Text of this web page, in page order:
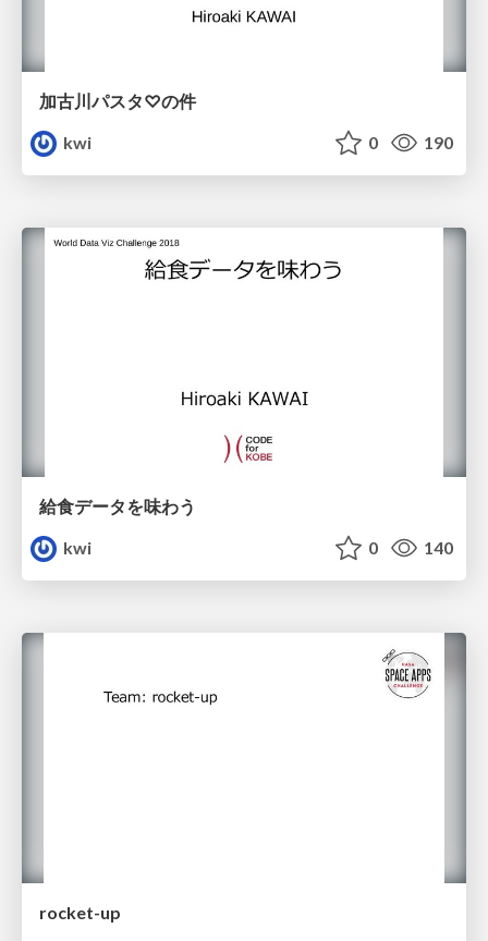
加古川パスタ♡の件
kwi
0 190
給食データを味わう
kwi
0 140
rocket-up